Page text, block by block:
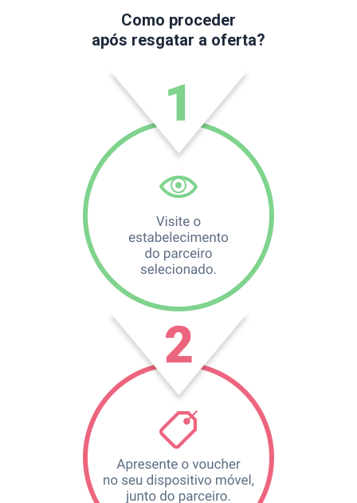
Como proceder
após resgatar a oferta?